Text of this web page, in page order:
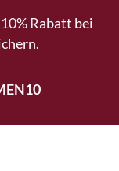
Rabatt bei